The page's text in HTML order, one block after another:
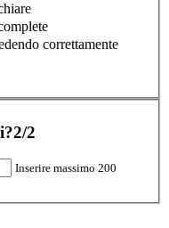
correttamente
2/2
Inserire massimo 200